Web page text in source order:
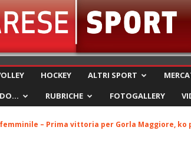
HOCKEY ALTRI SPORT
RUBRICHE FOTOGALLERY
– Prima vittoria per Gorla Maggiore, ko